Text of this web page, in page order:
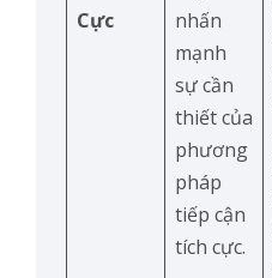
Cực
nhấn
mạnh
sự cần
thiết của
phương
pháp
tiếp cận
tích cực.